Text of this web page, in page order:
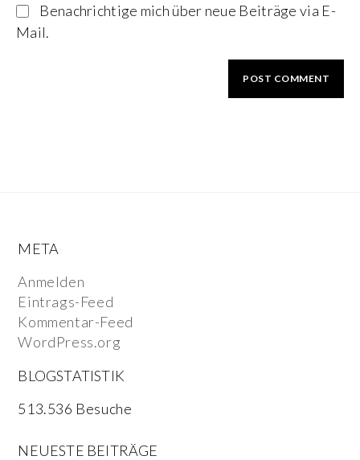
Benachrichtige mich über neue Beiträge via E-
Mail.
META
Anmelden
Eintrags-Feed
Kommentar-Feed
WordPress.org
BLOGSTATISTIK
513.536 Besuche
NEUESTE BEITRÄGE